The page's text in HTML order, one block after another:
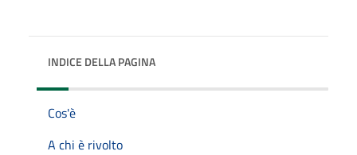
INDICE DELLA PAGINA
Cos'è
A chi è rivolto